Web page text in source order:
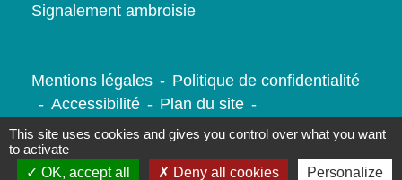
Signalement ambroisie
Mentions légales - Politique de confidentialité
- Accessibilité - Plan du site -
Gestion des cookies
Site créé en partenariat avec Réseau des Communes
This site uses cookies and gives you control over what you want
to activate
OK, accept all
Deny all cookies Personalize